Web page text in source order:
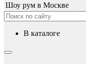
Шоу рум в Москве
в каталоге